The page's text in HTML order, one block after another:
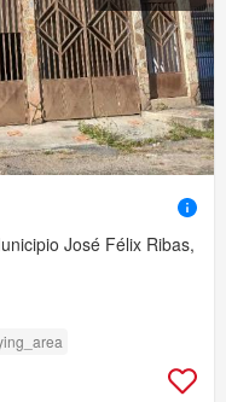
José Félix Ribas,